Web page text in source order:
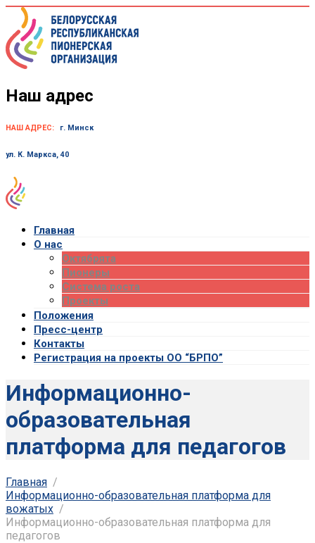
Skip
content
Наш адрес
НАШ АДРЕС: г. Минск
ул. К. Маркса, 40
Главная
О нас
Октябрята
Пионеры
Система роста
Проекты
Положения
Пресс-центр
Контакты
Регистрация на проекты ОО “БРПО”
Информационно-
образовательная
платформа для педагогов
Главная
Информационно-образовательная платформа для
вожатых
Информационно-образовательная платформа для
педагогов